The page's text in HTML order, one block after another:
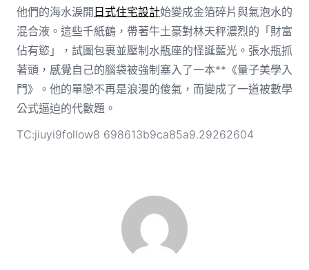
他們的海水淚開日式住宅設計始變成金箔碎片與氣泡水的
混合液。這些千紙鶴，帶著牛土豪對林天秤濃烈的「財富
佔有慾」，試圖包裹並壓制水瓶座的怪誕藍光。張水瓶抓
著頭，感覺自己的腦袋被強制塞入了一本**《量子美學入
門》。他的單戀不再是浪漫的傻氣，而變成了一道被數學
公式逼迫的代數題。
TC:jiuyi9follow8 698613b9ca85a9.29262604